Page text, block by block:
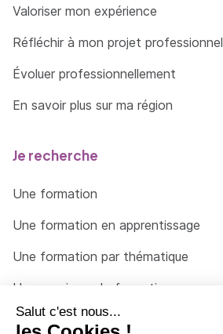
Valoriser mon expérience
Réfléchir à mon projet professionnel
Évoluer professionnellement
En savoir plus sur ma région
Je recherche
Une formation
Une formation en apprentissage
Une formation par thématique
Un organisme de formation
Un conseiller